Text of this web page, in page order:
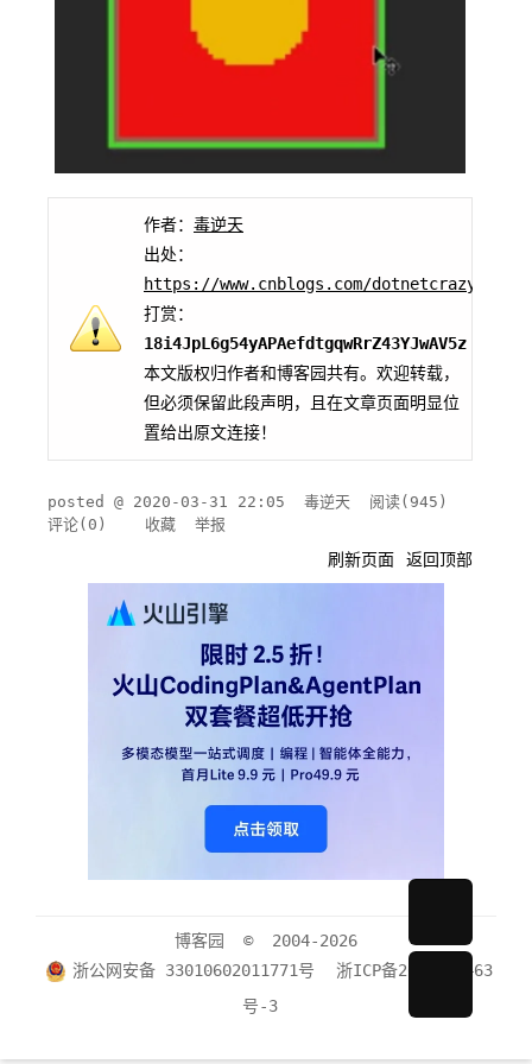
作者： 毒逆天
出处：
https://www.cnblogs.com/dotnetcrazy
打赏：
18i4JpL6g54yAPAefdtgqwRrZ43YJwAV5z
本文版权归作者和博客园共有。欢迎转载，
但必须保留此段声明，且在文章页面明显位
置给出原文连接！
posted @ 2020-03-31 22:05 毒逆天 阅读( 945 )
评论( 0 ) 收藏 举报
刷新页面 返回顶部
博客园
© 2004-2026
浙公网安备 33010602011771号
浙ICP备2021040463
号-3